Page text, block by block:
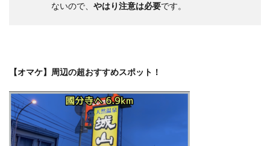
ないので、 やはり注意は必要です。
【オマケ】周辺の超おすすめスポット！